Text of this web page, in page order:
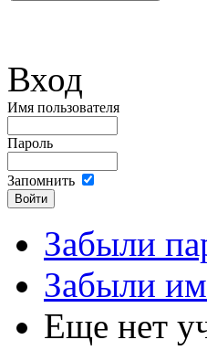
Вход
Имя пользователя
Пароль
Запомнить
Забыли
Забыли
Еще нет